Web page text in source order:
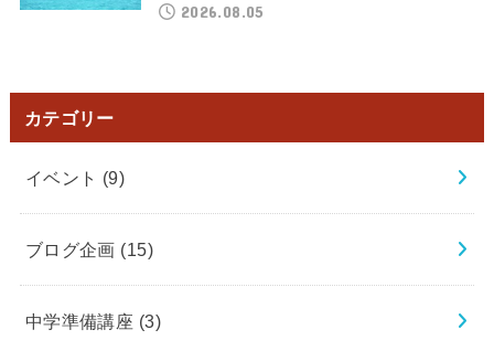
2026.08.05
カテゴリー
イベント (9)
ブログ企画 (15)
中学準備講座 (3)